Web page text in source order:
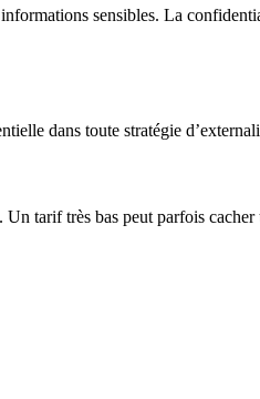
sensibles. La
dans toute stratégie
tarif très bas peut parfois